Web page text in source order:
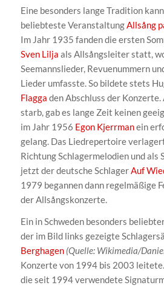
Eine besonders lange Tradition
beliebteste Veranstaltung Allsång
Im Jahr 1935 fanden die ersten
Sven Lilja als Allsångsleiter statt,
Seemannslieder, Revuenummern
Lieder umfasste. So bildete stets
Flagga den Abschluss der
starb, gab es lange Zeit keinen
im Jahr 1956 Egon Kjerrmanein
gelang. Das Liedrepertoire
Richtung Schlagermelodien und als
jetzt der deutsche Schlager Auf
1979 begannen dann regelmäßige
der Allsångskonzerte.
Ein in Schweden besonders
der im Bild links gezeigte
Berghagen (Quelle: Wikimedia/
Konzerte von 1994 bis 2003
die seit 1994 verwendete